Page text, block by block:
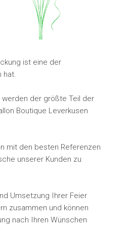
ist eine der
hat.
der größte Teil der
Boutique Leverkusen
mit den besten Referenzen
unserer Kunden zu
Umsetzung Ihrer Feier
zusammen und können
nach Ihren Wünschen